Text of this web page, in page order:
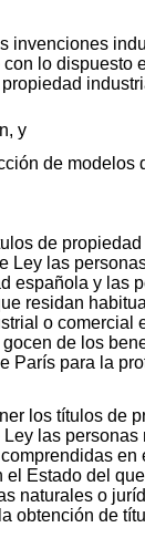
invenciones
lo dispuesto
y
de modelos
de propiedad
Ley las
española y las
residan
o comercial
de los
París para la
los títulos de
las personas
en
el Estado del
naturales o
obtención de